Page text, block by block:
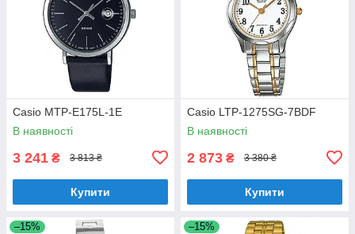
Casio MTP-E175L-1E
В наявності
3 241 ₴ 3 813 ₴
Купити
Casio LTP-1275SG-7BDF
В наявності
2 873 ₴ 3 380 ₴
Купити
–15% –15%